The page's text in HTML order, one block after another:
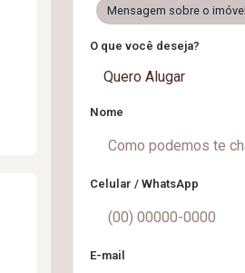
Mensagem sobre o imóvel
O que você deseja?
Quero Alugar
Nome
Celular / WhatsApp
E-mail